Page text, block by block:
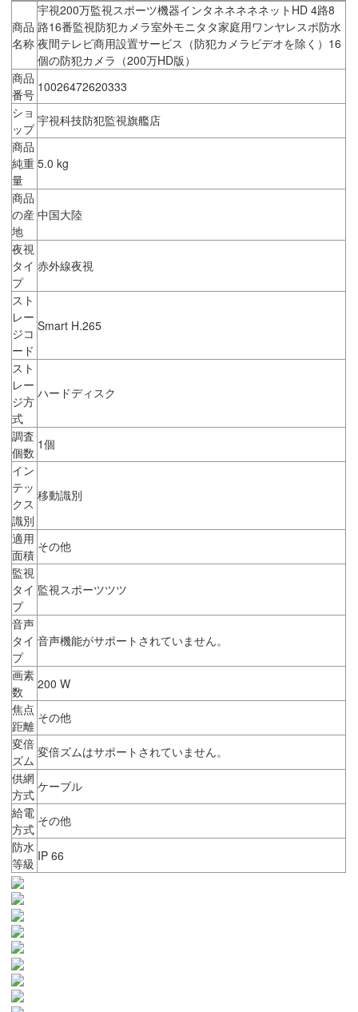
商品
名称
宇視200万監視スポーツ機器インタネネネネネットHD 4路8
路16番監視防犯カメラ室外モニタタ家庭用ワンヤレスポ防水
夜間テレビ商用設置サービス（防犯カメラビデオを除く）16
個の防犯カメラ（200万HD版）
商品
番号 10026472620333
ショ
ップ
宇視科技防犯監視旗艦店
商品
純重
量
5.0 kg
商品
の産
地
中国大陸
夜視
タイ
プ
赤外線夜視
スト
レー
ジコ
ード
Smart H.265
スト
レー
ジ方
式
ハードディスク
調査
個数
1個
イン
テッ
クス
識別
移動識別
適用
面積
その他
監視
タイ
プ
監視スポーツツツ
音声
タイ
プ
音声機能がサポートされていません。
画素
数
200 W
焦点
距離
その他
変倍
ズム
変倍ズムはサポートされていません。
供網
方式
ケーブル
給電
方式
その他
防水
等級 IP 66